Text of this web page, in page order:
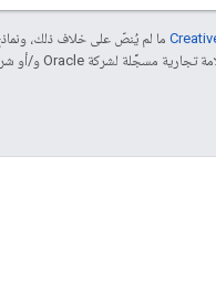
ما لم يُنصّ على خلاف ذلك،